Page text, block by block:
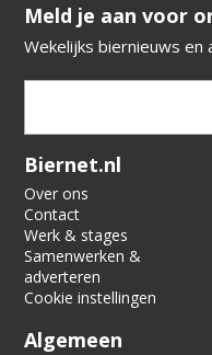
​​​​​​​Meld je aan voor
Wekelijks biernieuws en
Verification code:
Biernet.nl
Over ons
Contact
Werk & stages
Samenwerken &
adverteren
Cookie instellingen
Algemeen